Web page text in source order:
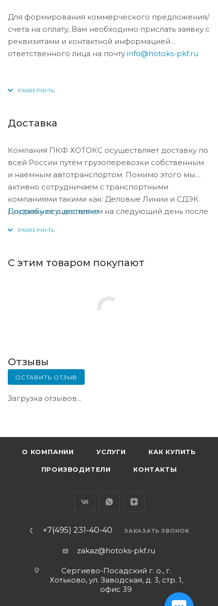
Для формирования коммерческого предложения/
счета на оплату, Вам необходимо прислать заявку с
реквизитами и контактной информацией
ответственного лица на почту info@hotoks-pkf.ru
Доставка
Компания ПКФ ХОТОКС осуществляет доставку по
всей России путём грузоперевозки собственным
и наёмным автотранспортом. Помимо этого мы
активно сотрудничаем с транспортными
компаниями такими как: Деловые Линии и СДЭК.
Доставку осуществляем на следующий день после
Подробнее о доставке
С этим товаром покупают
Отзывы
ОСТАВИТЬ ОТЗЫВ
Загрузка отзывов...
О КОМПАНИИ УСЛУГИ КАК КУПИТЬ
ПРОИЗВОДИТЕЛИ КОНТАКТЫ
+7(495) 231-40-40 ЗАКАЗАТЬ ЗВОНОК
zakaz@hotoks-pkf.ru
Сергиево-Посадский г. о., г.
Хотьково, ул. Заводская, д. 3, стр. 1,
офис 39